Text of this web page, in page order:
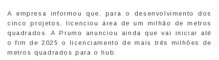
A empresa informou que, para o desenvolvimento dos
cinco projetos, licenciou área de um milhão de metros
quadrados. A Prumo anunciou ainda que vai iniciar até
o fim de 2025 o licenciamento de mais três milhões de
metros quadrados para o hub.